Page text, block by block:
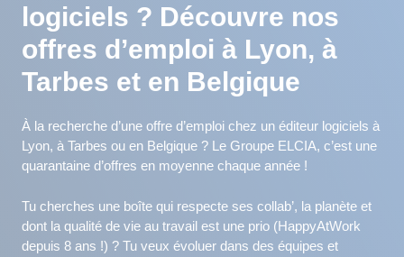
logiciels ? Découvre nos
offres d’emploi à Lyon, à
Tarbes et en Belgique
À la recherche d’une offre d’emploi chez un éditeur logiciels à
Lyon, à Tarbes ou en Belgique ? Le Groupe ELCIA, c’est une
quarantaine d’offres en moyenne chaque année !
Tu cherches une boîte qui respecte ses collab’, la planète et
dont la qualité de vie au travail est une prio (HappyAtWork
depuis 8 ans !) ? Tu veux évoluer dans des équipes et